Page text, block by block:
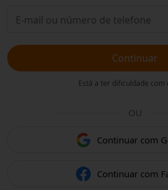
Continuar
Está a ter dificuldade com
OU
Continuar com
Continuar com